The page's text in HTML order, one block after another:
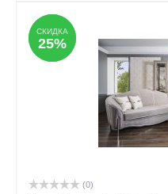
СКИДКА
25%
СКИДКА
25%
(0)